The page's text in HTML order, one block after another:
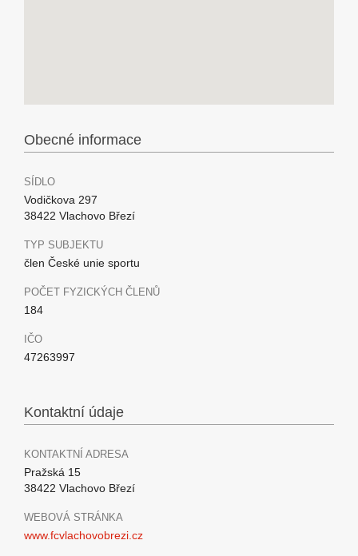
Obecné informace
SÍDLO
Vodičkova 297
38422 Vlachovo Březí
TYP SUBJEKTU
člen České unie sportu
POČET FYZICKÝCH ČLENŮ
184
IČO
47263997
Kontaktní údaje
KONTAKTNÍ ADRESA
Pražská 15
38422 Vlachovo Březí
WEBOVÁ STRÁNKA
www.fcvlachovobrezi.cz